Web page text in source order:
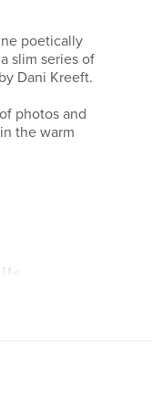
poetically
slim series of
Dani Kreeft.
photos and
the warm